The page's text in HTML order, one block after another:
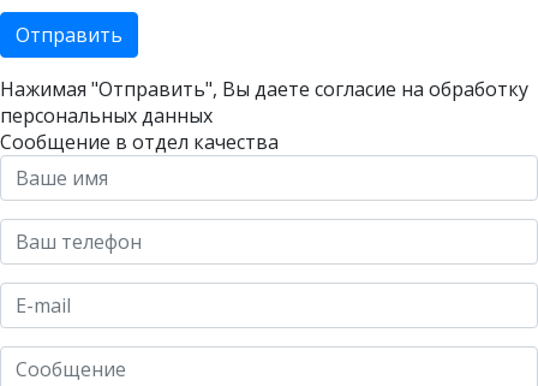
Отправить
Нажимая "Отправить", Вы даете согласие на обработку
персональных данных
Сообщение в отдел качества